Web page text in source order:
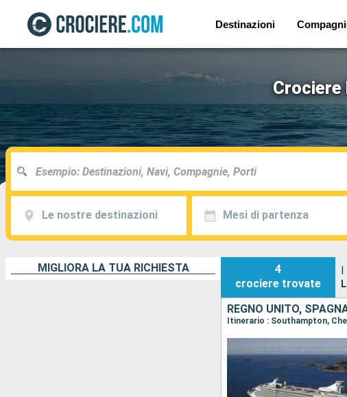
Destinazioni
Crociere
Le nostre destinazioni Mesi di partenza
MIGLIORA LA TUA RICHIESTA
4
crociere trovate
I
REGNO UNITO,
Itinerario : Southampton,